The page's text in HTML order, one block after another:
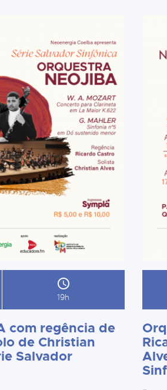
19h
com regência de
de Christian
Salvador